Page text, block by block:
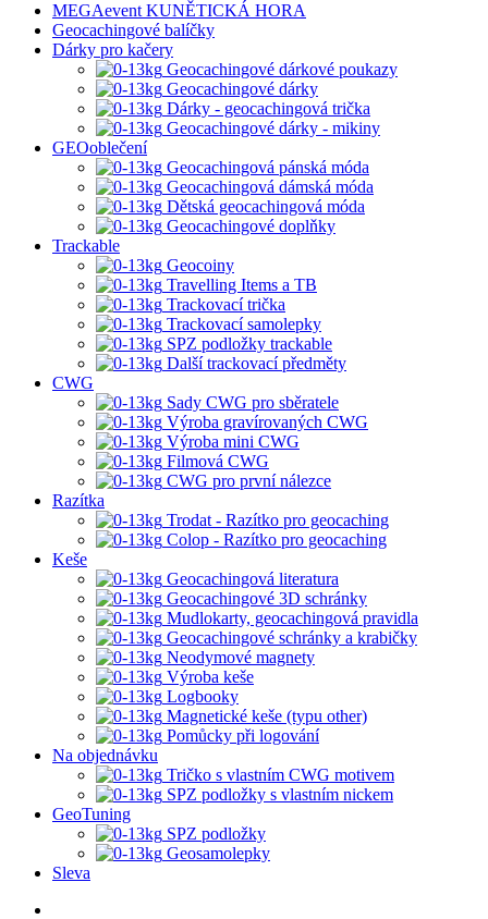
MEGAevent KUNĚTICKÁ HORA
Geocachingové balíčky
Dárky pro kačery
Geocachingové dárkové poukazy
Geocachingové dárky
Dárky - geocachingová trička
Geocachingové dárky - mikiny
GEOoblečení
Geocachingová pánská móda
Geocachingová dámská móda
Dětská geocachingová móda
Geocachingové doplňky
Trackable
Geocoiny
Travelling Items a TB
Trackovací trička
Trackovací samolepky
SPZ podložky trackable
Další trackovací předměty
CWG
Sady CWG pro sběratele
Výroba gravírovaných CWG
Výroba mini CWG
Filmová CWG
CWG pro první nálezce
Razítka
Trodat - Razítko pro geocaching
Colop - Razítko pro geocaching
Keše
Geocachingová literatura
Geocachingové 3D schránky
Mudlokarty, geocachingová pravidla
Geocachingové schránky a krabičky
Neodymové magnety
Výroba keše
Logbooky
Magnetické keše (typu other)
Pomůcky při logování
Na objednávku
Tričko s vlastním CWG motivem
SPZ podložky s vlastním nickem
GeoTuning
SPZ podložky
Geosamolepky
Sleva